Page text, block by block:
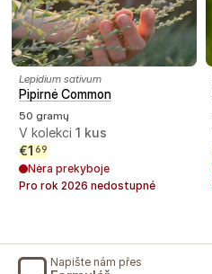
Lepidium sativum
Pipirnė Common
50 gramų
V kolekci 1 kus
€1 69
Nėra prekyboje
Pro rok 2026 nedostupné
Napište nám přes